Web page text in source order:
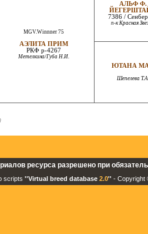
MGV.Winnner 75
АЭЛИТА ПРИМ
РКФ р-4267
Метелкина/Губа Н.И.
АЛЬФ Ф.
7386 /
п-к Красная
ЮТАНА
Шепелева
ресурса разрешено при
scripts ''Virtual breed database 2.0'' - Copyright